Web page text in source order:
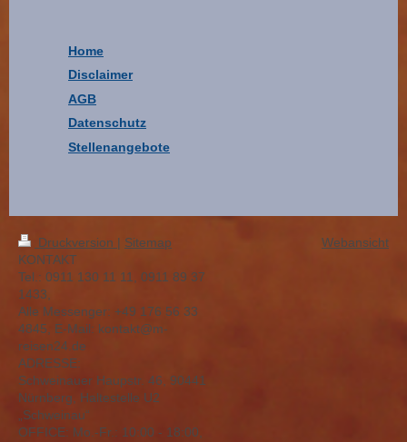
Home
Disclaimer
AGB
Datenschutz
Stellenangebote
Druckversion | Sitemap
KONTAKT
Tel.: 0911 130 11 11, 0911 89 37
1433,
Alle Messenger: +49 176 56 33
4845, E-Mail: kontakt@m-
reisen24.de
ADRESSE:
Schweinauer Haupstr. 46, 90441
Nürnberg, Haltestelle U2
„Schweinau“
OFFICE: Mо.-Fr.: 10:00 - 18:00,
Webansicht